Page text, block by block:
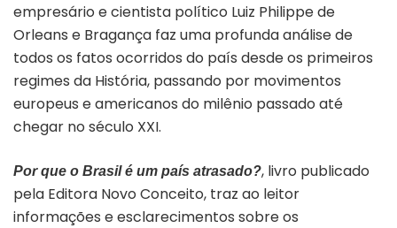
empresário e cientista político Luiz Philippe de
Orleans e Bragança faz uma profunda análise de
todos os fatos ocorridos do país desde os primeiros
regimes da História, passando por movimentos
europeus e americanos do milênio passado até
chegar no século XXI.
Por que o Brasil é um país atrasado?, livro publicado
pela Editora Novo Conceito, traz ao leitor
informações e esclarecimentos sobre os